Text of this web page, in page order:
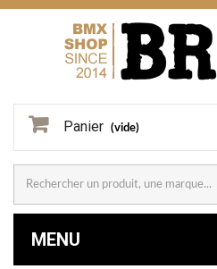
Panier (vide)
MENU